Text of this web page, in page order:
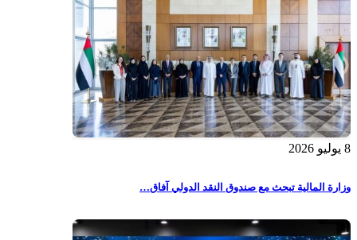
8 يوليو 2026
وزارة المالية تبحث مع صندوق النقد الدولي آفاق…